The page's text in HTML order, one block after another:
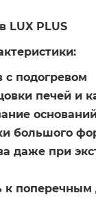
LUX PLUS
с подогревом
печей и
большого
даже при
к